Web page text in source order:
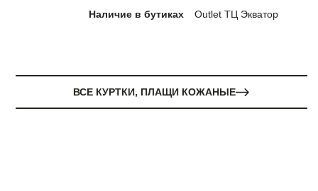
Наличие в бутиках
Outlet ТЦ Экватор
ВСЕ КУРТКИ, ПЛАЩИ КОЖАНЫЕ